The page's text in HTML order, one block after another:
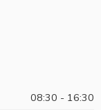
08:30 - 16:30